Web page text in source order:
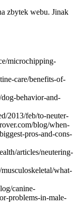
zbytek webu. Jinak
microchipping-
care/benefits-of-
behavior-and-
2013/feb/to-neuter-
blog/when-
pros-and-cons-
articles/neutering-
what-
canine-
problems-in-male-